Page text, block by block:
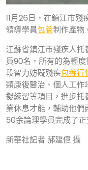
11月26日，在鎮江市
領導學員包養制作產物
江蘇省鎮江市殘疾人
員90名，所有的為輕
段智力妨礙殘疾包養行
類康復醫治、個人工
擬練習等項目，進步托
業休息才能，輔助他
50余論理學員完成了正
新華社記者 郝建偉 攝